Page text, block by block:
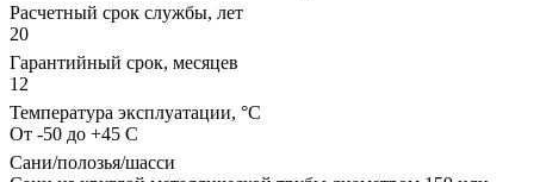
Расчетный срок службы, лет
20
Гарантийный срок, месяцев
12
Температура эксплуатации, °С
От -50 до +45 С
Сани/полозья/шасси